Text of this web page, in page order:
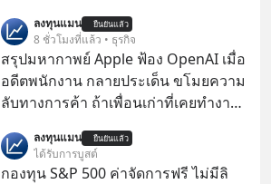
ลงทุนแมน ยืนยันแล้ว
8 ชั่วโมงที่แล้ว • ธุรกิจ
สรุปมหากาพย์ Apple ฟ้อง OpenAI เมื่อ
อดีตพนักงาน กลายประเด็น ขโมยความ
ลับทางการค้า ถ้าเพื่อนเก่าที่เคยทำงาน
เก่าที่เขาเคยทำไว้ ตอนยังอยู่บริษัท
เดียวกัน
ลงทุนแมน ยืนยันแล้ว
ได้รับการบูสต์
กองทุน S&P 500 ค่าจัดการฟรี ไม่มีลิ